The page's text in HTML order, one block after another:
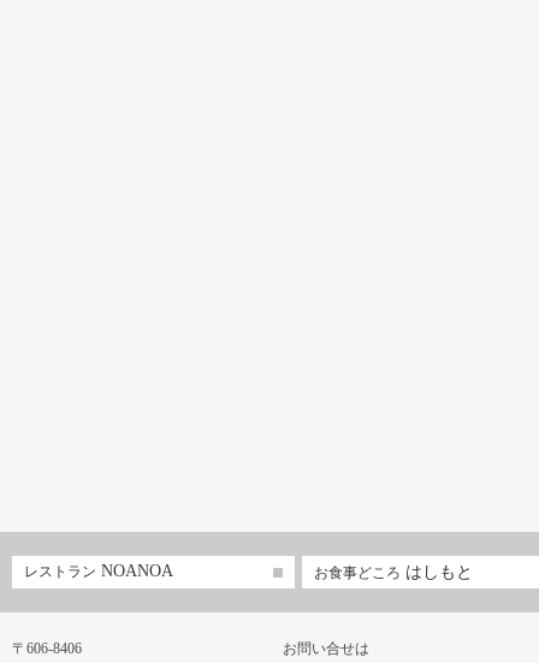
レストラン NOANOA お食事どころ はしもと
〒606-8406
お問い合せは